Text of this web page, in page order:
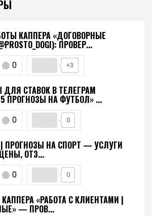
КАППЕРА «ДОГОВОРНЫЕ
ПРОВЕР...
0 +3
ДЛЯ СТАВОК В ТЕЛЕГРАМ
ПРОГНОЗЫ НА ФУТБОЛ» ...
0 0
| ПРОГНОЗЫ НА СПОРТ — УСЛУГИ
ОТЗ...
0 0
«РАБОТА С КЛИЕНТАМИ |
— ПРОВ...